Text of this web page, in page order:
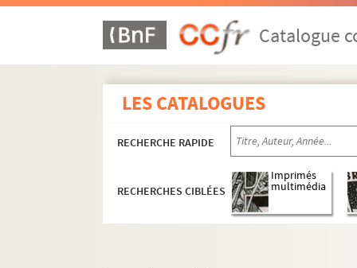
Catalogue
LES CATALOGUES
RECHERCHE RAPIDE
RECHERCHES CIBLÉES
Imprimés
multimédia